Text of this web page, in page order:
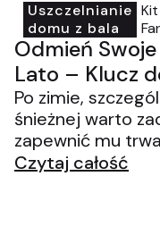
Uszczelnianie
domu z bala
kitdodrewna.pl 27-
Odmień
Lato – Klucz
Po zimie,
śnieżnej warto
zapewnić mu
Czytaj całość